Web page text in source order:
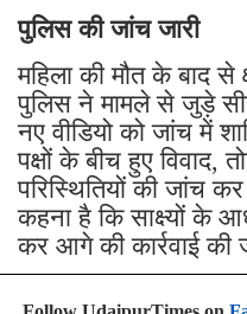
पुलिस की जांच जारी
महिला की मौत के बाद से
पुलिस ने मामले से जुड़े
नए वीडियो को जांच में
पक्षों के बीच हुए विवाद,
परिस्थितियों की जांच
कहना है कि साक्ष्यों के
कर आगे की कार्रवाई की